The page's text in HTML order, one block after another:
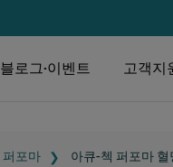
블로그·이벤트 고객지
퍼포마 아큐-첵 퍼포마